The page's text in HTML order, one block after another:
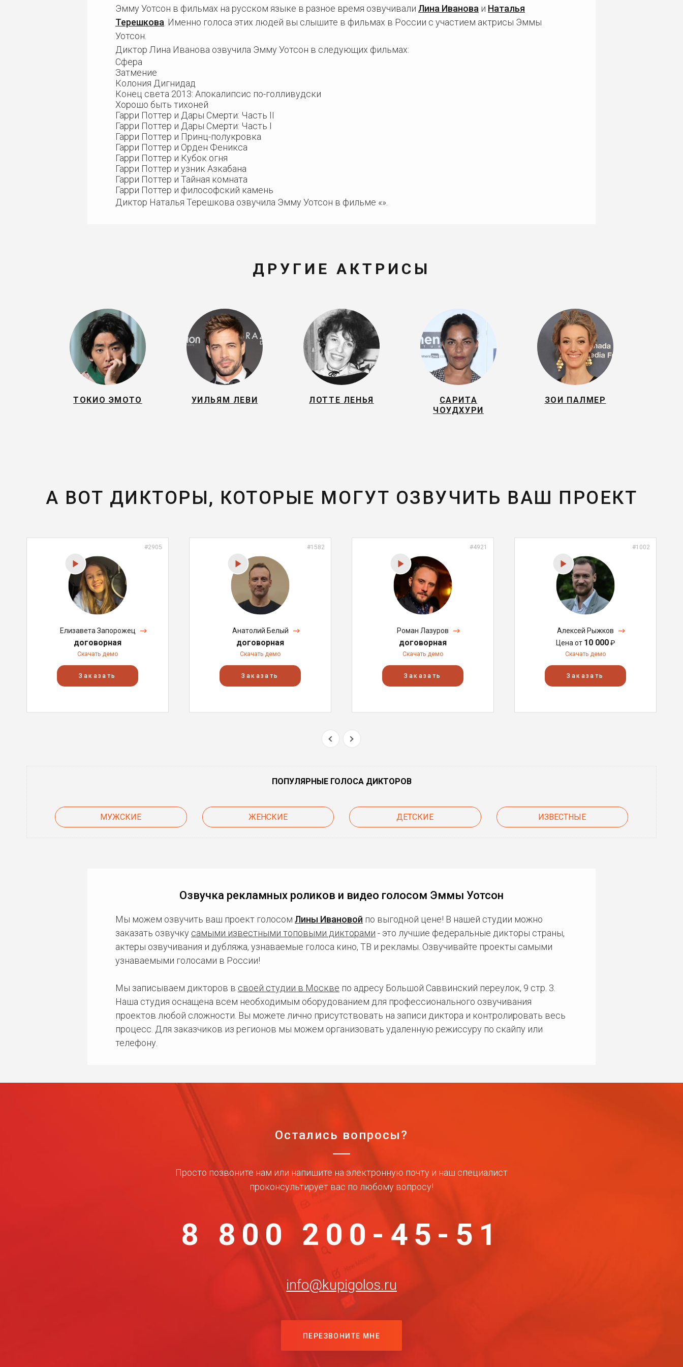
Эмму Уотсон в фильмах на русском языке в разное время озвучивали Лина Иванова и Наталья
Терешкова . Именно голоса этих людей вы слышите в фильмах в России с участием актрисы Эммы
Уотсон.
Диктор Лина Иванова озвучила Эмму Уотсон в следующих фильмах:
Сфера
Затмение
Колония Дигнидад
Конец света 2013: Апокалипсис по-голливудски
Хорошо быть тихоней
Гарри Поттер и Дары Смерти: Часть II
Гарри Поттер и Дары Смерти: Часть I
Гарри Поттер и Принц-полукровка
Гарри Поттер и Орден Феникса
Гарри Поттер и Кубок огня
Гарри Поттер и узник Азкабана
Гарри Поттер и Тайная комната
Гарри Поттер и философский камень
Диктор Наталья Терешкова озвучила Эмму Уотсон в фильме «».
ДРУГИЕ АКТРИСЫ
ТОКИО ЭМОТО УИЛЬЯМ ЛЕВИ ЛОТТЕ ЛЕНЬЯ
САРИТА
ЧОУДХУРИ
ЗОИ ПАЛМЕР
А ВОТ ДИКТОРЫ, КОТОРЫЕ МОГУТ ОЗВУЧИТЬ ВАШ ПРОЕКТ
#2905
Елизавета Запорожец
договорная
Скачать демо
Заказать
#1582
Анатолий Белый
договорная
Скачать демо
Заказать
#4921
Роман Лазуров
договорная
Скачать демо
Заказать
#1002
Алексей Рыжков
Цена от 10 000₽
Скачать демо
Заказать
ПОПУЛЯРНЫЕ ГОЛОСА ДИКТОРОВ
МУЖСКИЕ ЖЕНСКИЕ ДЕТСКИЕ ИЗВЕСТНЫЕ
Озвучка рекламных роликов и видео голосом Эммы Уотсон
Мы можем озвучить ваш проект голосом Лины Ивановой по выгодной цене! В нашей студии можно
заказать озвучку самыми известными топовыми дикторами - это лучшие федеральные дикторы страны,
актеры озвучивания и дубляжа, узнаваемые голоса кино, ТВ и рекламы. Озвучивайте проекты самыми
узнаваемыми голосами в России!
Мы записываем дикторов в своей студии в Москве по адресу Большой Саввинский переулок, 9 стр. 3.
Наша студия оснащена всем необходимым оборудованием для профессионального озвучивания
проектов любой сложности. Вы можете лично присутствовать на записи диктора и контролировать весь
процесс. Для заказчиков из регионов мы можем организовать удаленную режиссуру по скайпу или
телефону.
Остались вопросы?
Просто позвоните нам или напишите на электронную почту и наш специалист
проконсультирует вас по любому вопросу!
8 800 200-45-51
info@kupigolos.ru
ПЕРЕЗВОНИТЕ МНЕ